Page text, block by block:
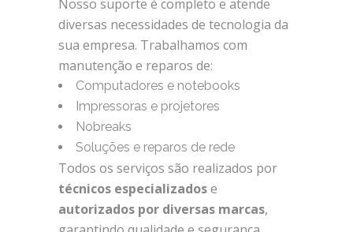
Nosso suporte é completo e atende
diversas necessidades de tecnologia da
sua empresa. Trabalhamos com
manutenção e reparos de:
Computadores e notebooks
Impressoras e projetores
Nobreaks
Soluções e reparos de rede
Todos os serviços são realizados por
técnicos especializadose
autorizados por diversas marcas,